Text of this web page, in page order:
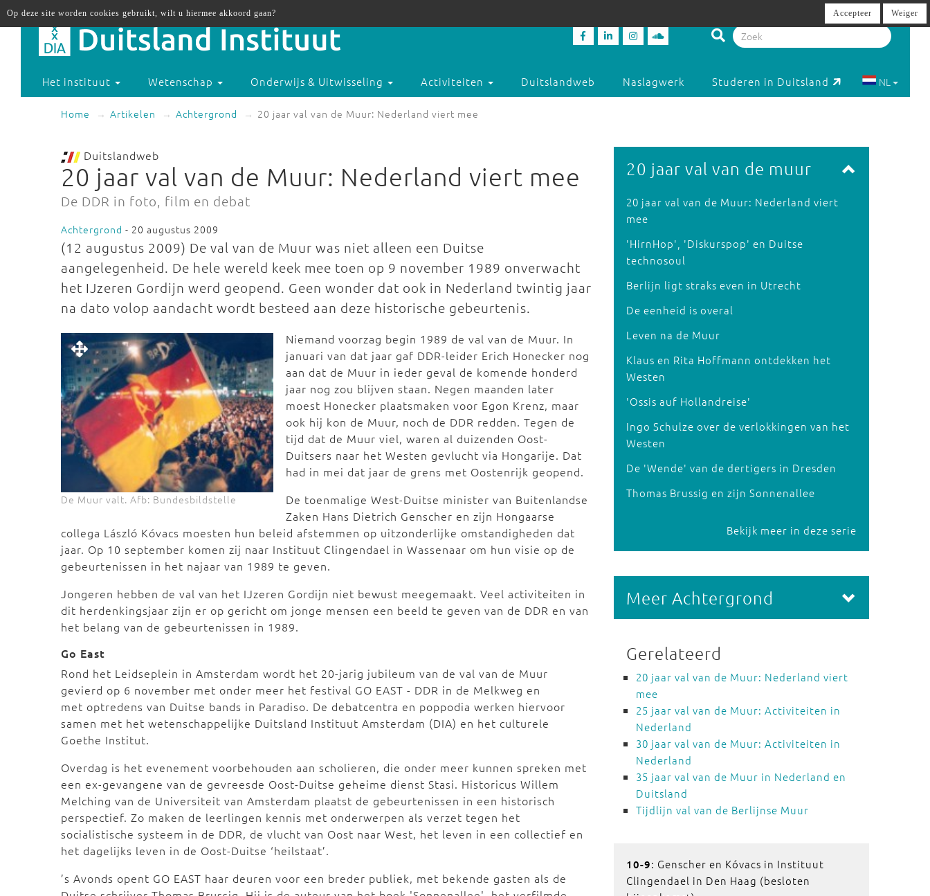
Het instituut Wetenschap Onderwijs & Uitwisseling Activiteiten Duitslandweb Naslagwerk Studeren in Duitsland NL
Home Artikelen Achtergrond 20 jaar val van de Muur: Nederland viert mee
Duitslandweb
20 jaar val van de Muur: Nederland viert mee
De DDR in foto, film en debat
Achtergrond - 20 augustus 2009
(12 augustus 2009) De val van de Muur was niet alleen een Duitse
aangelegenheid. De hele wereld keek mee toen op 9 november 1989 onverwacht
het IJzeren Gordijn werd geopend. Geen wonder dat ook in Nederland twintig jaar
na dato volop aandacht wordt besteed aan deze historische gebeurtenis.
De Muur valt. Afb: Bundesbildstelle
Niemand voorzag begin 1989 de val van de Muur. In
januari van dat jaar gaf DDR-leider Erich Honecker nog
aan dat de Muur in ieder geval de komende honderd
jaar nog zou blijven staan. Negen maanden later
moest Honecker plaatsmaken voor Egon Krenz, maar
ook hij kon de Muur, noch de DDR redden. Tegen de
tijd dat de Muur viel, waren al duizenden Oost-
Duitsers naar het Westen gevlucht via Hongarije. Dat
had in mei dat jaar de grens met Oostenrijk geopend.
De toenmalige West-Duitse minister van Buitenlandse
Zaken Hans Dietrich Genscher en zijn Hongaarse
collega László Kóvacs moesten hun beleid afstemmen op uitzonderlijke omstandigheden dat
jaar. Op 10 september komen zij naar Instituut Clingendael in Wassenaar om hun visie op de
gebeurtenissen in het najaar van 1989 te geven.
Jongeren hebben de val van het IJzeren Gordijn niet bewust meegemaakt. Veel activiteiten in
dit herdenkingsjaar zijn er op gericht om jonge mensen een beeld te geven van de DDR en van
het belang van de gebeurtenissen in 1989.
Go East
Rond het Leidseplein in Amsterdam wordt het 20-jarig jubileum van de val van de Muur
gevierd op 6 november met onder meer het festival GO EAST - DDR in de Melkweg en
met optredens van Duitse bands in Paradiso. De debatcentra en poppodia werken hiervoor
samen met het wetenschappelijke Duitsland Instituut Amsterdam (DIA) en het culturele
Goethe Institut.
Overdag is het evenement voorbehouden aan scholieren, die onder meer kunnen spreken met
een ex-gevangene van de gevreesde Oost-Duitse geheime dienst Stasi. Historicus Willem
Melching van de Universiteit van Amsterdam plaatst de gebeurtenissen in een historisch
perspectief. Zo maken de leerlingen kennis met onderwerpen als verzet tegen het
socialistische systeem in de DDR, de vlucht van Oost naar West, het leven in een collectief en
het dagelijks leven in de Oost-Duitse ‘heilstaat’.
’s Avonds opent GO EAST haar deuren voor een breder publiek, met bekende gasten als de
20 jaar val van de muur
20 jaar val van de Muur: Nederland viert
mee
'HirnHop', 'Diskurspop' en Duitse
technosoul
Berlijn ligt straks even in Utrecht
De eenheid is overal
Leven na de Muur
Klaus en Rita Hoffmann ontdekken het
Westen
'Ossis auf Hollandreise'
Ingo Schulze over de verlokkingen van het
Westen
De 'Wende' van de dertigers in Dresden
Thomas Brussig en zijn Sonnenallee
Bekijk meer in deze serie
Meer Achtergrond
Gerelateerd
20 jaar val van de Muur: Nederland viert
mee
25 jaar val van de Muur: Activiteiten in
Nederland
30 jaar val van de Muur: Activiteiten in
Nederland
35 jaar val van de Muur in Nederland en
Duitsland
Tijdlijn val van de Berlijnse Muur
10-9: Genscher en Kóvacs in Instituut
Clingendael in Den Haag (besloten
Op deze site worden cookies gebruikt, wilt u hiermee akkoord gaan? Accepteer Weiger